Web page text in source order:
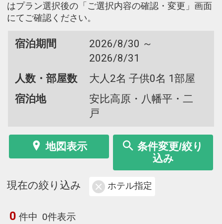
はプラン選択後の「ご選択内容の確認・変更」画面
にてご確認ください。
宿泊期間
2026/8/30 ～
2026/8/31
人数・部屋数
大人2名 子供0名 1部屋
宿泊地
安比高原・八幡平・二
戸
地図表示
条件変更/絞り
込み
現在の絞り込み ホテル指定
0 件中 0件表示